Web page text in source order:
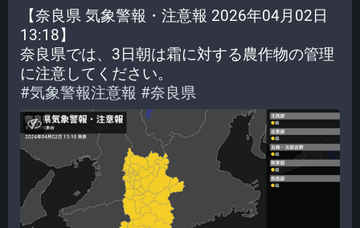
【奈良県 気象警報・注意報 2026年04月02日
13:18】
奈良県では、3日朝は霜に対する農作物の管理
に注意してください。
#気象警報注意報 #奈良県